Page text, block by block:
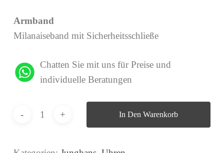
Armband
Milanaiseband mit Sicherheitsschließe
Chatten Sie mit uns für Preise und
individuelle Beratungen
In Den Warenkorb